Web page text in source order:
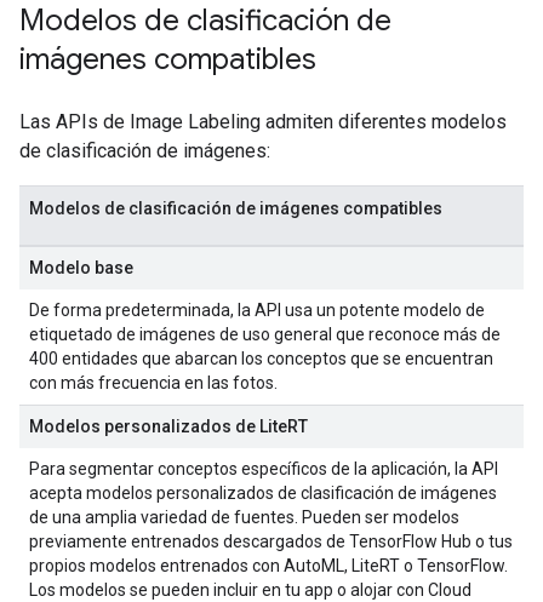
Modelos de clasificación de
imágenes compatibles
Las APIs de Image Labeling admiten diferentes modelos
de clasificación de imágenes:
Modelos de clasificación de imágenes compatibles
Modelo base
De forma predeterminada, la API usa un potente modelo de
etiquetado de imágenes de uso general que reconoce más de
400 entidades que abarcan los conceptos que se encuentran
con más frecuencia en las fotos.
Modelos personalizados de LiteRT
Para segmentar conceptos específicos de la aplicación, la API
acepta modelos personalizados de clasificación de imágenes
de una amplia variedad de fuentes. Pueden ser modelos
previamente entrenados descargados de TensorFlow Hub o tus
propios modelos entrenados con AutoML, LiteRT o TensorFlow.
Los modelos se pueden incluir en tu app o alojar con Cloud